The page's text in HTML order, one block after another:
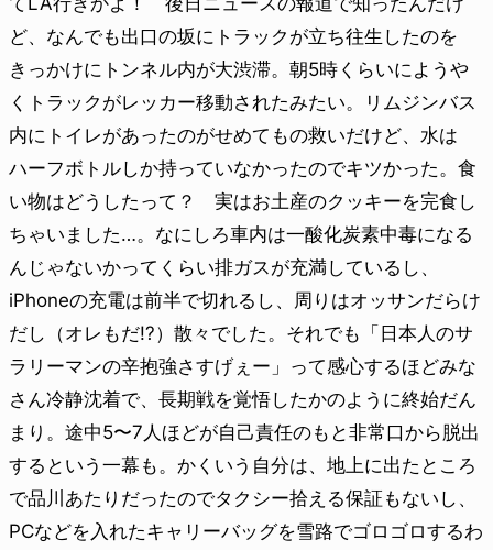
ど、なんでも出口の坂にトラックが立ち往生したのを
きっかけにトンネル内が大渋滞。朝5時くらいにようや
くトラックがレッカー移動されたみたい。リムジンバス
内にトイレがあったのがせめてもの救いだけど、水は
ハーフボトルしか持っていなかったのでキツかった。食
い物はどうしたって？ 実はお土産のクッキーを完食し
ちゃいました…。なにしろ車内は一酸化炭素中毒になる
んじゃないかってくらい排ガスが充満しているし、
iPhoneの充電は前半で切れるし、周りはオッサンだらけ
だし（オレもだ!?）散々でした。それでも「日本人のサ
ラリーマンの辛抱強さすげぇー」って感心するほどみな
さん冷静沈着で、長期戦を覚悟したかのように終始だん
まり。途中5〜7人ほどが自己責任のもと非常口から脱出
するという一幕も。かくいう自分は、地上に出たところ
で品川あたりだったのでタクシー拾える保証もないし、
PCなどを入れたキャリーバッグを雪路でゴロゴロするわ